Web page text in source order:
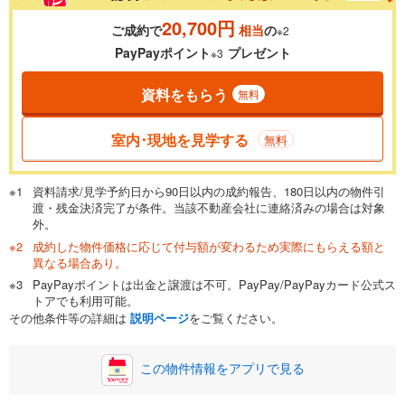
0.01%
一般的には最長35年まで借り入れ可能です。多くの金融機関
が完済時の年齢は80歳までを条件としています。
閉じる
頭金 万円
0万円 1,380万円
自己資金から住宅購入にかけられる金額を入力してくださ
い。一般的には物件価格の2割までが目安です。
閉じる
ボーナス
万円
0円
ご成約で20,700円 相当の※2
PayPayポイント※3 プレゼント
資料をもらう 無料
室内･現地を見学する 無料
資料請求/見学予約日から90日以内の成約報告、180日以内の物件引
渡・残金決済完了が条件。当該不動産会社に連絡済みの場合は対象
外。
成約した物件価格に応じて付与額が変わるため実際にもらえる額と
異なる場合あり。
PayPayポイントは出金と譲渡は不可。PayPay/PayPayカード公式ス
トアでも利用可能。
その他条件等の詳細は 説明ページをご覧ください。
この物件情報をアプリで見る